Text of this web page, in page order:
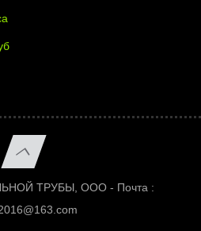
ТРУБЫ, ООО - Почта :